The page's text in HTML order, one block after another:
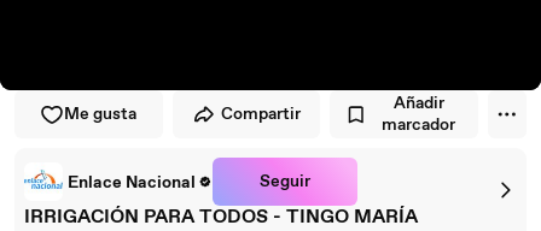
Me gusta Compartir
Añadir
marcador
Enlace Nacional Seguir
IRRIGACIÓN PARA TODOS - TINGO MARÍA